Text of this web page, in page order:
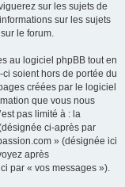
sur les sujets de
sur les sujets
le forum.
au logiciel phpBB tout en
soient hors de portée du
créées par le logiciel
que vous nous
pas limité à : la
ci-après par
» (désignée ici
après
par « vos messages »).